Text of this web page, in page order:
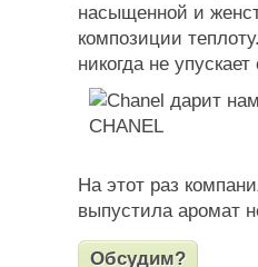
насыщенной и
композиции
никогда не
На этот раз
выпустила аромат
Обсудим?